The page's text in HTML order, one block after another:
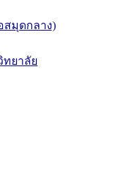
สมุดกลาง)
ยาลัย